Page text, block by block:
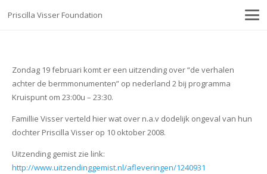
Priscilla Visser Foundation
Zondag 19 februari komt er een uitzending over “de verhalen
achter de bermmonumenten” op nederland 2 bij programma
Kruispunt om 23:00u – 23:30.
Famillie Visser verteld hier wat over n.a.v dodelijk ongeval van hun
dochter Priscilla Visser op 10 oktober 2008.
Uitzending gemist zie link:
http://www.uitzendinggemist.nl/afleveringen/1240931